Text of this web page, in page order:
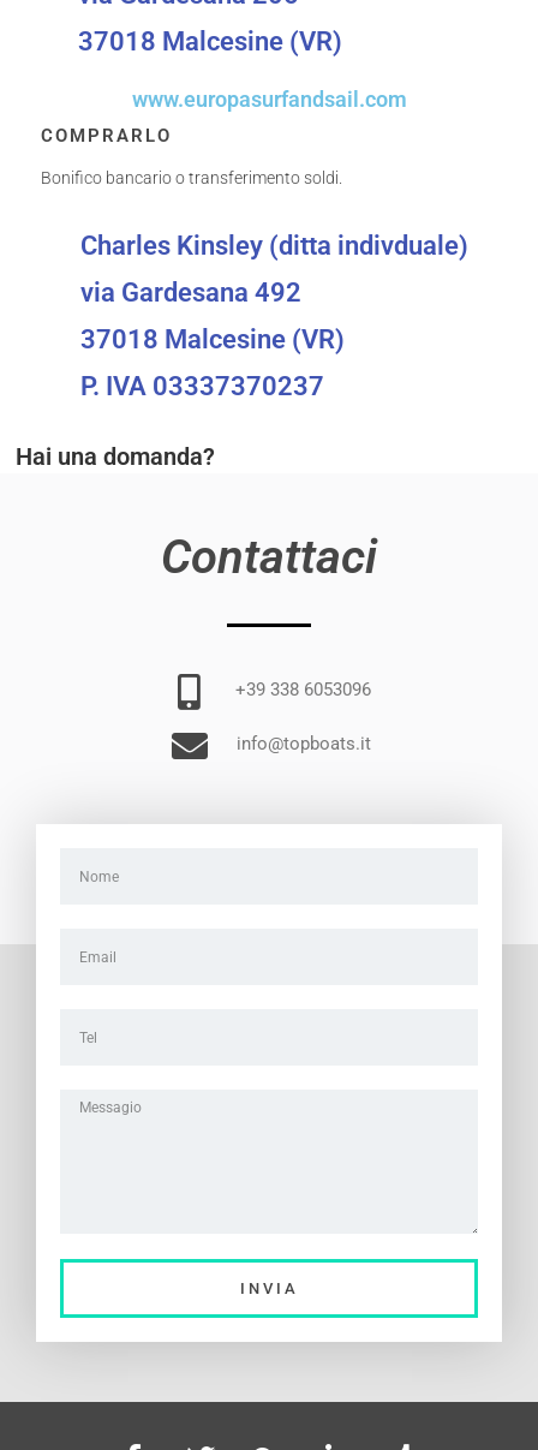
37018 Malcesine (VR)
www.europasurfandsail.com
COMPRARLO
Bonifico bancario o transferimento soldi.
Charles Kinsley (ditta indivduale)
via Gardesana 492
37018 Malcesine (VR)
P. IVA 03337370237
Hai una domanda?
Contattaci
+39 338 6053096
info@topboats.it
INVIA